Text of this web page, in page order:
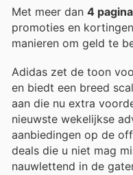
Met meer dan 4
promoties en
manieren om geld te
Adidas zet de toon
en biedt een breed
aan die nu extra
nieuwste wekelijkse
aanbiedingen op de
deals die u niet mag
nauwlettend in de